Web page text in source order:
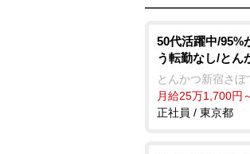
50代活躍中/95%
う転勤なし/とん
とんかつ新宿さ
月給25万1,700円
正社員 / 東京都